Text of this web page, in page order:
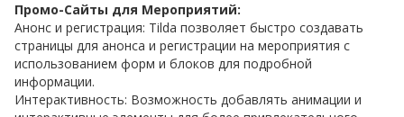
Промо-Сайты для Мероприятий:
Анонс и регистрация: Tilda позволяет быстро создавать
страницы для анонса и регистрации на мероприятия с
использованием форм и блоков для подробной
информации.
Интерактивность: Возможность добавлять анимации и